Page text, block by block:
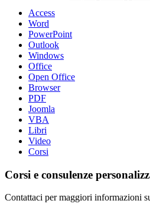
Access
Word
PowerPoint
Outlook
Windows
Office
Open Office
Browser
PDF
Joomla
VBA
Libri
Video
Corsi
Corsi e consulenze
Contattaci per maggiori informazioni